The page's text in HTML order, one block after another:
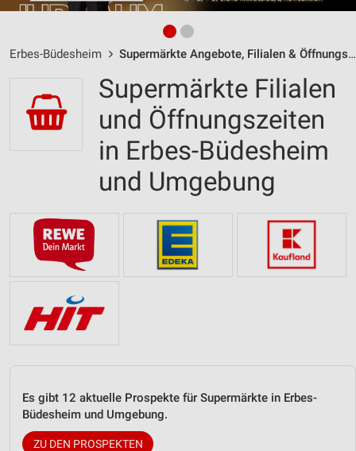
Erbes-Büdesheim Supermärkte Angebote, Filialen & Öffnungszeiten
Supermärkte Filialen
und Öffnungszeiten
in Erbes-Büdesheim
und Umgebung
Es gibt 12 aktuelle Prospekte für Supermärkte in Erbes-
Büdesheim und Umgebung.
ZU DEN PROSPEKTEN